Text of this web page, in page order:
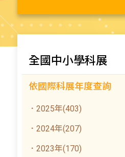
全國中小學科展
依國際科展年度查詢
．2025年(403)
．2024年(207)
．2023年(170)